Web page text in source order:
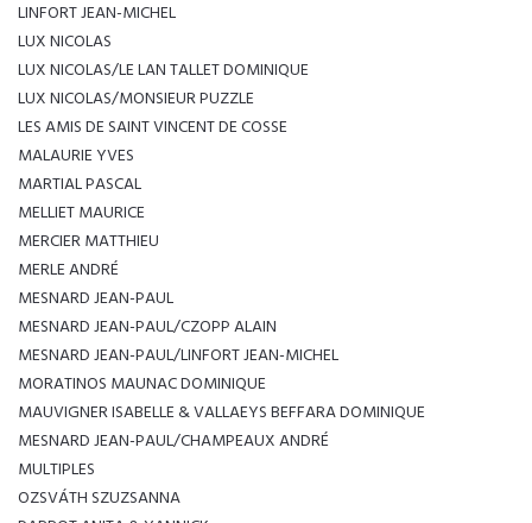
LINFORT JEAN-MICHEL
LUX NICOLAS
LUX NICOLAS/LE LAN TALLET DOMINIQUE
LUX NICOLAS/MONSIEUR PUZZLE
LES AMIS DE SAINT VINCENT DE COSSE
MALAURIE YVES
MARTIAL PASCAL
MELLIET MAURICE
MERCIER MATTHIEU
MERLE ANDRÉ
MESNARD JEAN-PAUL
MESNARD JEAN-PAUL/CZOPP ALAIN
MESNARD JEAN-PAUL/LINFORT JEAN-MICHEL
MORATINOS MAUNAC DOMINIQUE
MAUVIGNER ISABELLE & VALLAEYS BEFFARA DOMINIQUE
MESNARD JEAN-PAUL/CHAMPEAUX ANDRÉ
MULTIPLES
OZSVÁTH SZUZSANNA